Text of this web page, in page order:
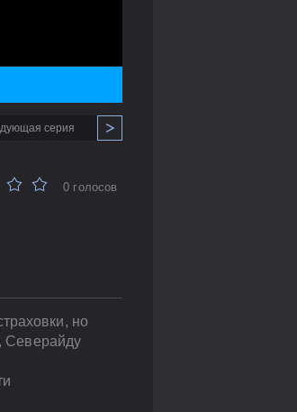
серия
0 голосов
но
Северайду